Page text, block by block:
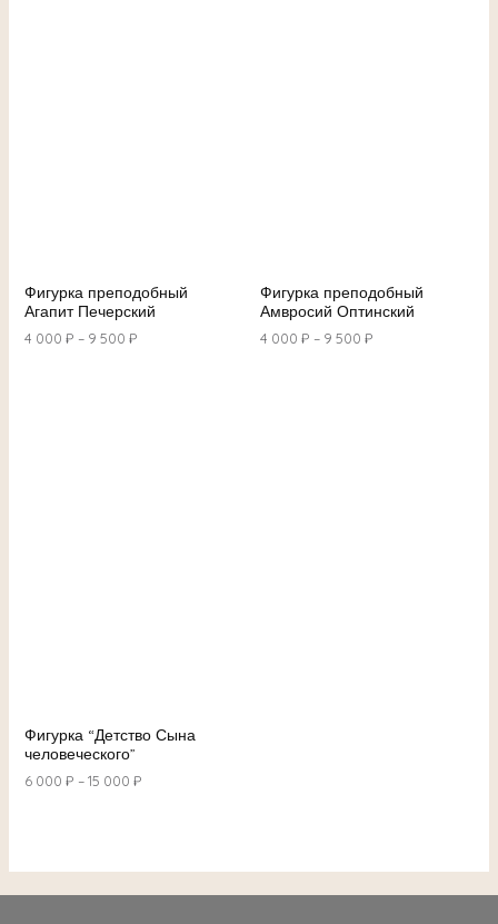
Фигурка преподобный
Агапит Печерский
4 000 ₽ – 9 500 ₽
Фигурка преподобный
Амвросий Оптинский
4 000 ₽ – 9 500 ₽
Фигурка “Детство Сына
человеческого”
6 000 ₽ –15 000 ₽